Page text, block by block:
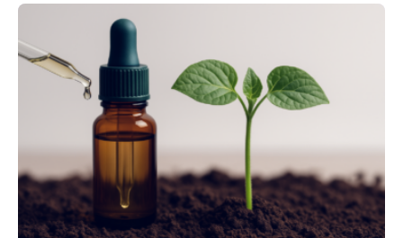
Region Kachin in Myanmar und hat sich in
ausgezeichnetem Zustand erhalten. Es konnte als neue
Art einer neuen Gattung beschrieben werden und trägt
nun den Namen Cretosabethes primaevus. Dieser erste
fossile Nachweis einer Stechmückenlarve in Bernstein
stellt gleichzeitig den ersten Fossilfund einer
Mückenlarve aus dem Mesozoikum dar, denn…